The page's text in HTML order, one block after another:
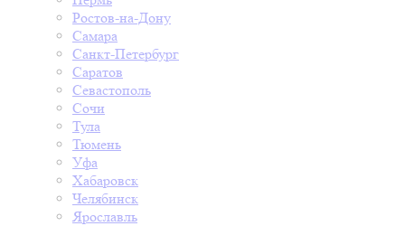
Ростов-на-Дону
Самара
Санкт-Петербург
Саратов
Севастополь
Сочи
Тула
Тюмень
Уфа
Хабаровск
Челябинск
Ярославль